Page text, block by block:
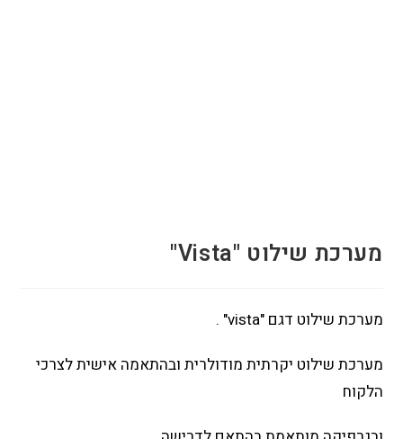
מערכת שילוט "Vista"
מערכת שילוט דגם "vista" .
מערכת שילוט יקרתית מודולרית ובהתאמה אישית לצרכי
הלקוח